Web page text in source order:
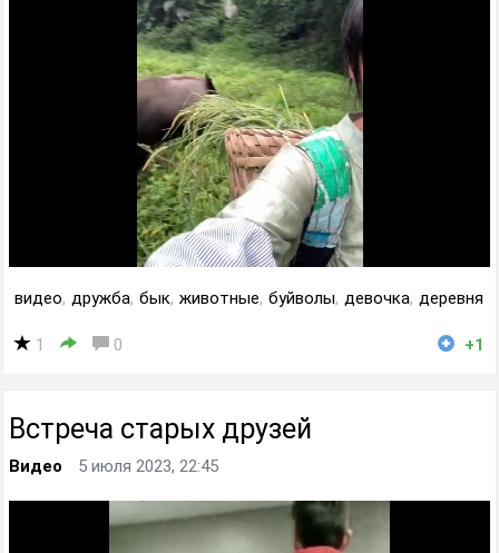
видео, дружба, бык, животные, буйволы, девочка, деревня
1 0 +1
Встреча старых друзей
Видео 5 июля 2023, 22:45